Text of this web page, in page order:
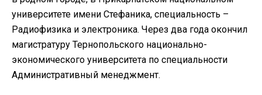
университете имени Стефаника, специальность –
Радиофизика и электроника. Через два года окончил
магистратуру Тернопольского национально-
экономического университета по специальности
Административный менеджмент.